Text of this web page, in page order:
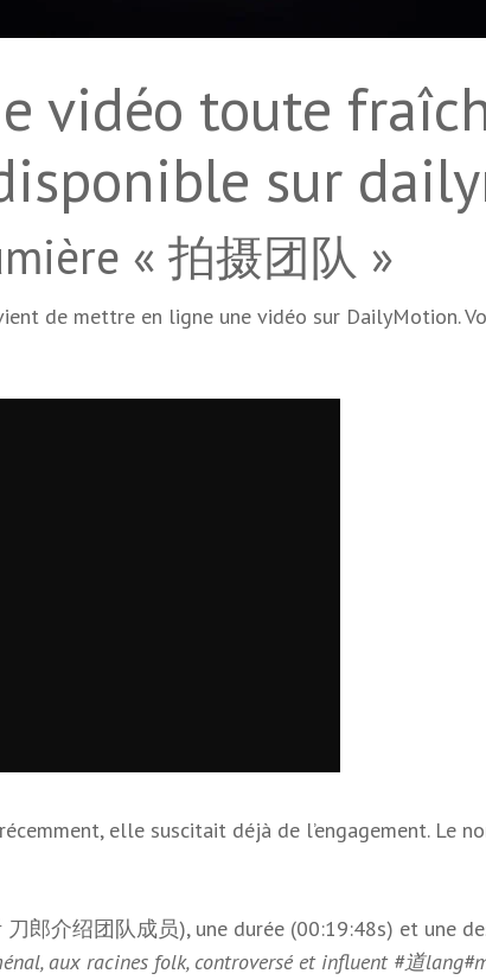
vidéo toute
sur
« 拍摄团队 »
de mettre en ligne une vidéo sur DailyMotion.
elle suscitait déjà de l’engagement. Le
刀郎介绍团队成员), une durée (00:19:48s) et une
aux racines folk, controversé et influent #道